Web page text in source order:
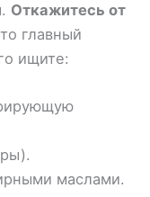
Откажитесь от
главный
ищите:
маслами.